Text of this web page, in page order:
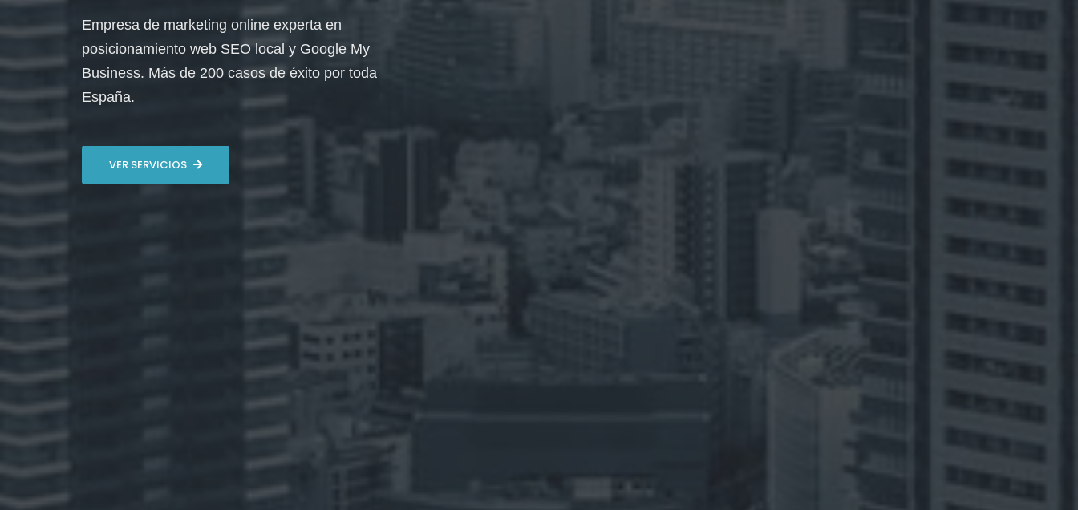
Empresa de marketing online experta en
posicionamiento web SEO local y Google My
Business. Más de 200 casos de éxito por toda
España.
VER SERVICIOS